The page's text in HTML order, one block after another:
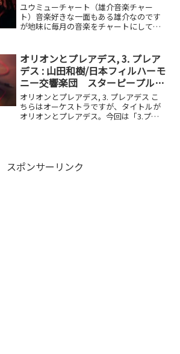
ユウミューチャート（雄介音楽チャー
ト）音楽好きな一面もある雄介なのです
が地味に毎月の音楽をチャートにして聴
ャートのTOP10で曲をご紹介したいと思
います。2021年12...
オリオンとプレアデス, 3. プレア
デス : 山田和樹/日本フィルハーモ
ニー交響楽団 スターピープル音
楽/スターシード音楽
オリオンとプレアデス, 3. プレアデス こ
ちらはオーケストラですが、タイトルが
オリオンとプレアデス。今回は「3.プレ
スポンサーリンク